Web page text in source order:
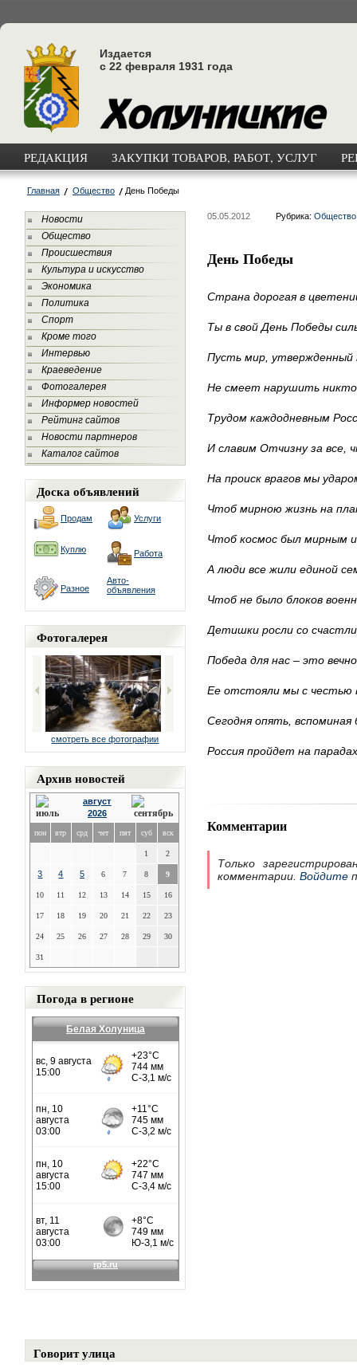
Издается
с 22 февраля 1931 года
РЕДАКЦИЯ ЗАКУПКИ ТОВАРОВ, РАБОТ, УСЛУГ
Главная Общество День Победы
Новости
Общество
Происшествия
Культура и искусство
Экономика
Политика
Спорт
Кроме того
Интервью
Краеведение
Фотогалерея
Информер новостей
Рейтинг сайтов
Новости партнеров
Каталог сайтов
Доска объявлений
Продам Услуги
Куплю Работа
Разное
Авто-
объявления
Фотогалерея
смотреть все фотографии
Архив новостей
август
2026
пон втр срд чет пят суб вск
1 2
3 4 5 6 7 8 9
10 11 12 13 14 15 16
17 18 19 20 21 22 23
24 25 26 27 28 29 30
31
Погода в регионе
Белая Холуница
05.05.2012 Рубрика: Общество
День Победы
Страна дорогая в
Ты в свой День Победы
Пусть мир, утвержденный
Не смеет нарушить никто
Трудом каждодневным
И славим Отчизну за все,
На происк врагов мы
Чтоб мирною жизнь на
Чтоб космос был мирным
А люди все жили единой
Чтоб не было блоков
Детишки росли со
Победа для нас – это
Ее отстояли мы с честью
Сегодня опять, вспоминая
Россия пройдет на
Комментарии
Только
комментарии. Войдите
Говорит улица